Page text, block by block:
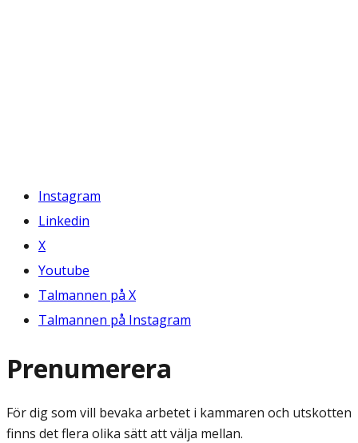
Instagram
Linkedin
X
Youtube
Talmannen på X
Talmannen på Instagram
Prenumerera
För dig som vill bevaka arbetet i kammaren och utskotten
finns det flera olika sätt att välja mellan.